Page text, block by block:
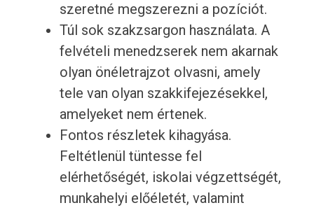
szeretné megszerezni a pozíciót.
Túl sok szakzsargon használata. A
felvételi menedzserek nem akarnak
olyan önéletrajzot olvasni, amely
tele van olyan szakkifejezésekkel,
amelyeket nem értenek.
Fontos részletek kihagyása.
Feltétlenül tüntesse fel
elérhetőségét, iskolai végzettségét,
munkahelyi előéletét, valamint